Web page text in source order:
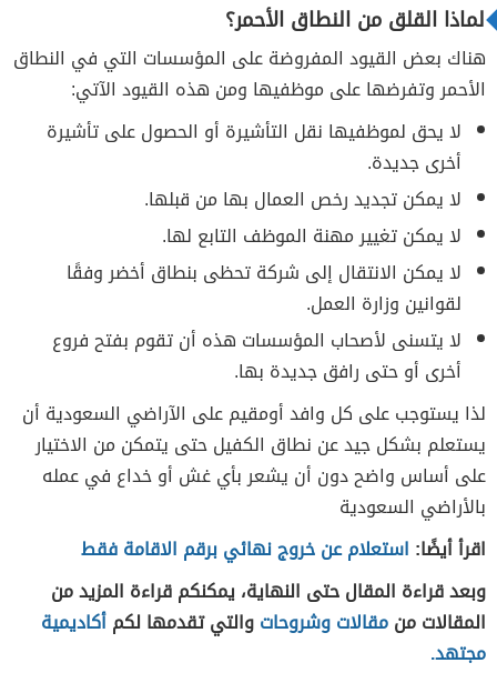
لماذا القلق من النطاق الأحمر؟
هناك بعض القيود المفروضة على المؤسسات التي في النطاق
الأحمر وتفرضها على موظفيها ومن هذه القيود الآتي:
لا يحق لموظفيها نقل التأشيرة أو الحصول على تأشيرة
أخرى جديدة.
لا يمكن تجديد رخص العمال بها من قبلها.
لا يمكن تغيير مهنة الموظف التابع لها.
لا يمكن الانتقال إلى شركة تحظى بنطاق أخضر وفقًا
لقوانين وزارة العمل.
لا يتسنى لأصحاب المؤسسات هذه أن تقوم بفتح فروع
أخرى أو حتى رافق جديدة بها.
لذا يستوجب على كل وافد أومقيم على الآراضي السعودية أن
يستعلم بشكل جيد عن نطاق الكفيل حتى يتمكن من الاختيار
على أساس واضح دون أن يشعر بأي غش أو خداع في عمله
بالأراضي السعودية
اقرأ أيضًا: استعلام عن خروج نهائي برقم الاقامة فقط
وبعد قراءة المقال حتى النهاية، يمكنكم قراءة المزيد من
المقالات منمقالات وشروحاتوالتي تقدمها لكمأكاديمية
مجتهد.